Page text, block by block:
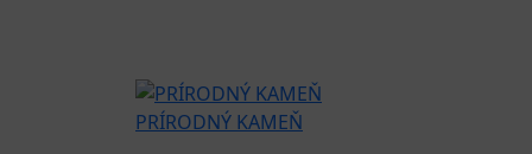
PRÍRODNÝ KAMEŇ